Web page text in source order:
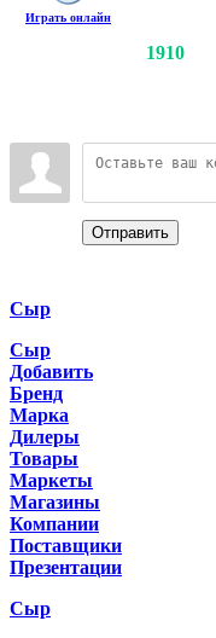
Играть онлайн
1910
Отправить
Сыр
Сыр
Добавить
Бренд
Марка
Дилеры
Товары
Маркеты
Магазины
Компании
Поставщики
Презентации
Сыр